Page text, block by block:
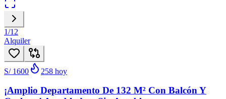
1/12
Alquiler
S/ 1600 258 hoy
¡Amplio Departamento De 132 M² Con Balcón Y